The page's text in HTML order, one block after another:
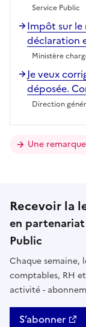
Service Public
Impôt sur le
déclaration
Ministère
Je veux
déposée.
Direction
Une
Recevoir la
en
Public
Chaque semaine,
comptables, RH
activité -
S’abonner